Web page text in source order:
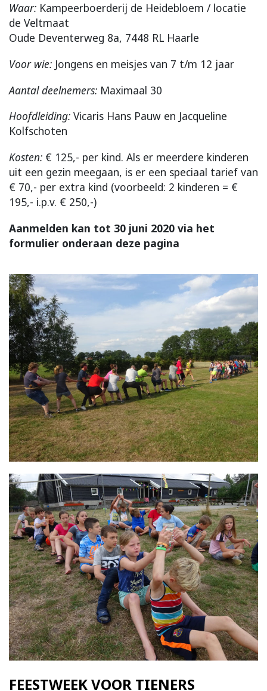
Waar: Kampeerboerderij de Heidebloem / locatie
de Veltmaat
Oude Deventerweg 8a, 7448 RL Haarle
Voor wie: Jongens en meisjes van 7 t/m 12 jaar
Aantal deelnemers: Maximaal 30
Hoofdleiding: Vicaris Hans Pauw en Jacqueline
Kolfschoten
Kosten: € 125,- per kind. Als er meerdere kinderen
uit een gezin meegaan, is er een speciaal tarief van
€ 70,- per extra kind (voorbeeld: 2 kinderen = €
195,- i.p.v. € 250,-)
Aanmelden kan tot 30 juni 2020 via het
formulier onderaan deze pagina
FEESTWEEK VOOR TIENERS